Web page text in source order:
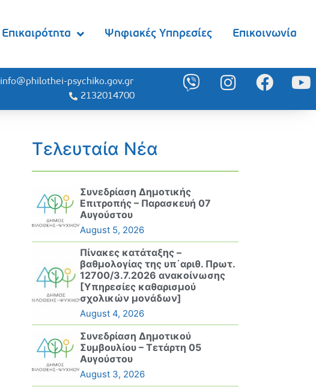
Επικαιρότητα Ψηφιακές Υπηρεσίες Επικοινωνία
info@philothei-psychiko.gov.gr
2132014700
Τελευταία Νέα
Συνεδρίαση Δημοτικής
Επιτροπής – Παρασκευή 07
Αυγούστου
August 5, 2026
Πίνακες κατάταξης –
βαθμολογίας της υπ΄αριθ. Πρωτ.
12700/3.7.2026 ανακοίνωσης
[Υπηρεσίες καθαρισμού
σχολικών μονάδων]
August 4, 2026
Συνεδρίαση Δημοτικού
Συμβουλίου – Τετάρτη 05
Αυγούστου
August 3, 2026